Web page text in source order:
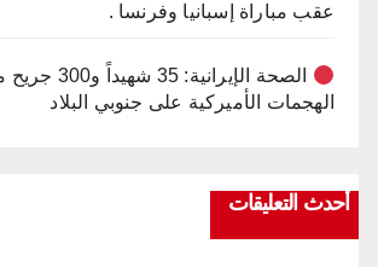
عقب مباراة إسبانيا وفرنسا .
الصحة الإيرانية: 35
الهجمات الأميركية على جنوبي البلاد
أحدث التعليقات